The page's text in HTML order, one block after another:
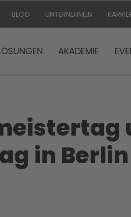
BLOG UNTERNEHMEN
AKADEMIE
in Berlin